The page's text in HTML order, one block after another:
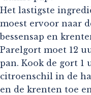
Het lastigste
moest ervoor naar
bessensap en
Parelgort moet 12
pan. Kook de gort 1
citroenschil in de
en de krenten toe